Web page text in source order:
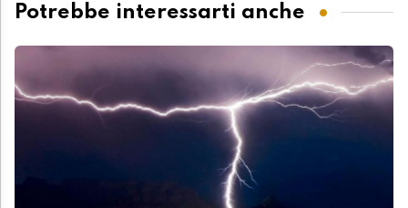
Potrebbe interessarti anche